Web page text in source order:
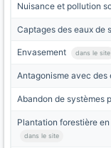
Nuisance et pollution
Captages des eaux de
Envasement dans le site
Antagonisme avec des
Abandon de systèmes
Plantation forestière
dans le site